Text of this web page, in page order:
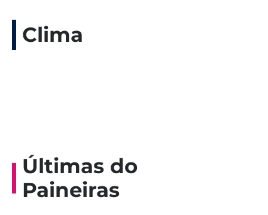
Clima
Últimas do
Paineiras